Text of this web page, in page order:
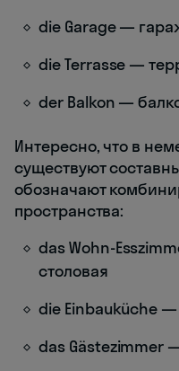
die Garage —
die Terrasse —
der Balkon —
Интересно, что в
существуют
обозначают
пространства:
das Wohn-
столовая
die Einbauküche —
das Gästezimmer